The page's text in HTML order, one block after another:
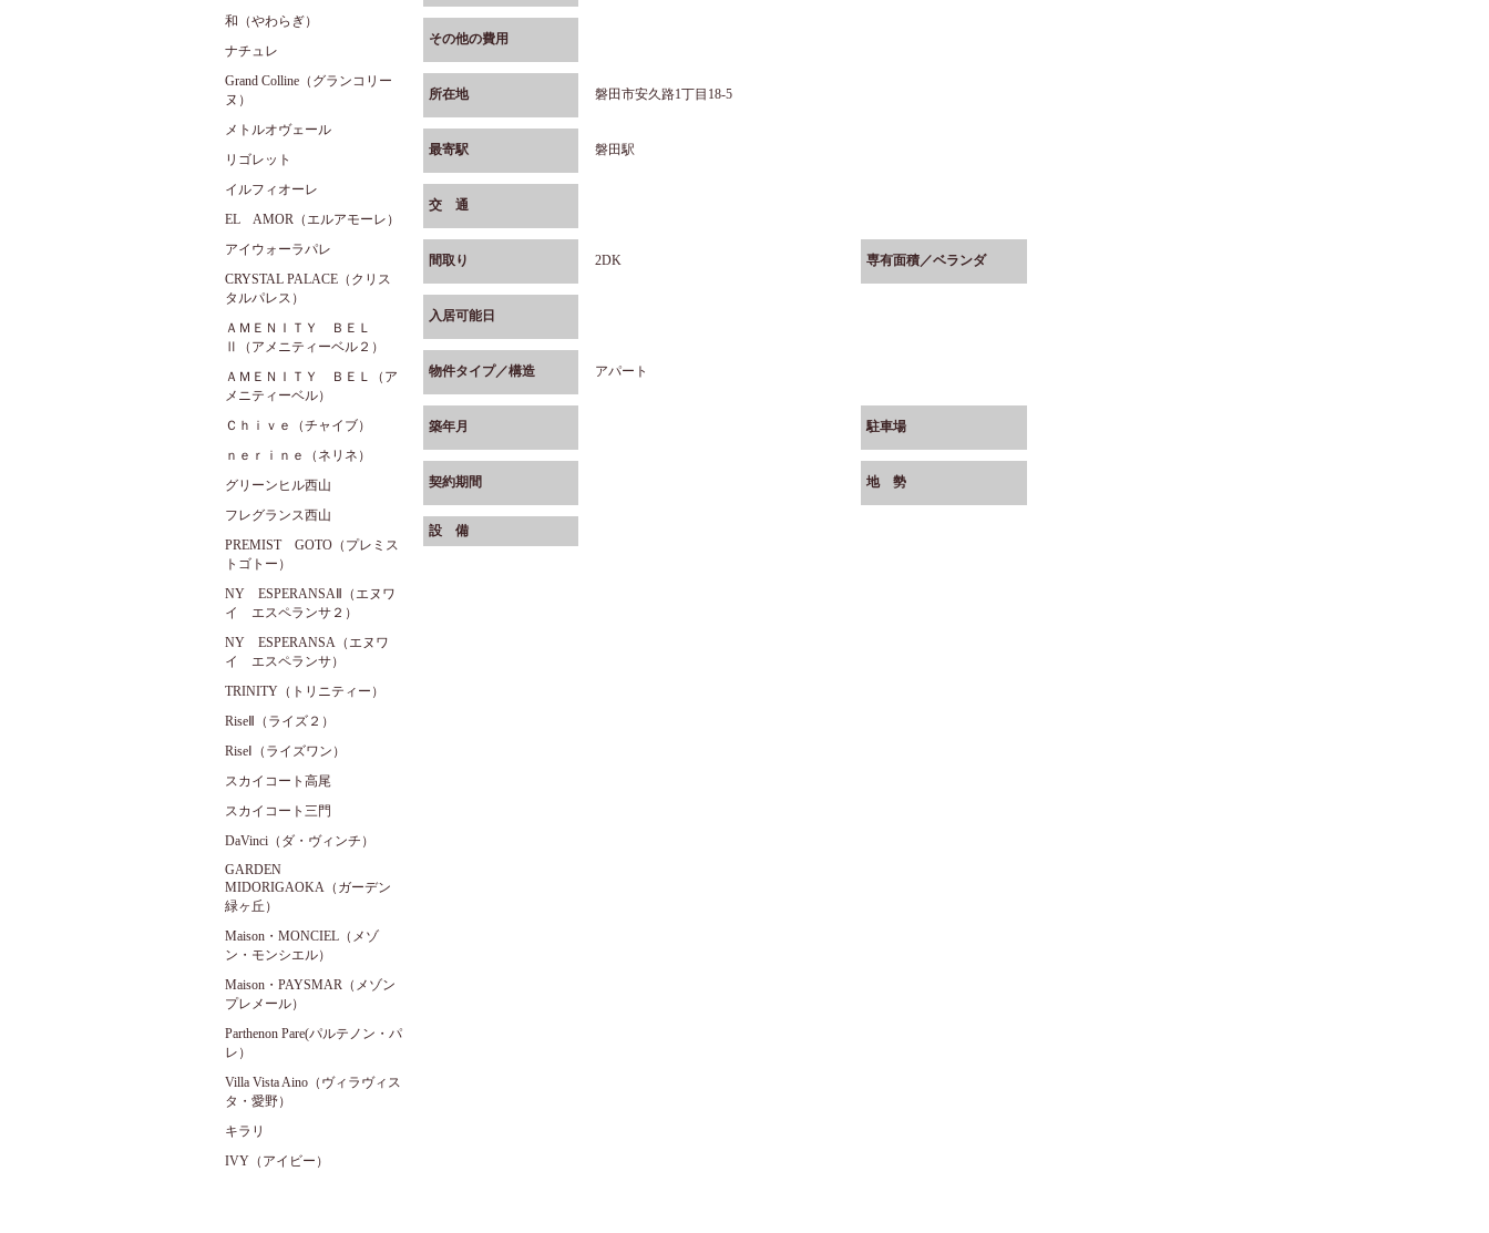
和（やわらぎ）
ナチュレ
Grand Colline（グランコリー
ヌ）
メトルオヴェール
リゴレット
イルフィオーレ
EL AMOR（エルアモーレ）
アイウォーラパレ
CRYSTAL PALACE（クリス
タルパレス）
ＡＭＥＮＩＴＹ ＢＥＬ
Ⅱ（アメニティーベル２）
ＡＭＥＮＩＴＹ ＢＥＬ（ア
メニティーベル）
Ｃｈｉｖｅ（チャイブ）
ｎｅｒｉｎｅ（ネリネ）
グリーンヒル西山
フレグランス西山
PREMIST GOTO（プレミス
トゴトー）
NY ESPERANSAⅡ（エヌワ
イ エスペランサ２）
NY ESPERANSA（エヌワ
イ エスペランサ）
TRINITY（トリニティー）
RiseⅡ（ライズ２）
RiseⅠ（ライズワン）
スカイコート高尾
スカイコート三門
DaVinci（ダ・ヴィンチ）
GARDEN
MIDORIGAOKA（ガーデン
緑ヶ丘）
Maison・MONCIEL（メゾ
ン・モンシエル）
Maison・PAYSMAR（メゾン
プレメール）
Parthenon Pare(パルテノン・パ
レ）
Villa Vista Aino（ヴィラヴィス
タ・愛野）
キラリ
IVY（アイビー）
その他の費用
所在地 磐田市安久路1丁目18-5
最寄駅 磐田駅
交 通
間取り 2DK 専有面積／ベランダ
入居可能日
物件タイプ／構造 アパート
築年月 駐車場
契約期間 地 勢
設 備